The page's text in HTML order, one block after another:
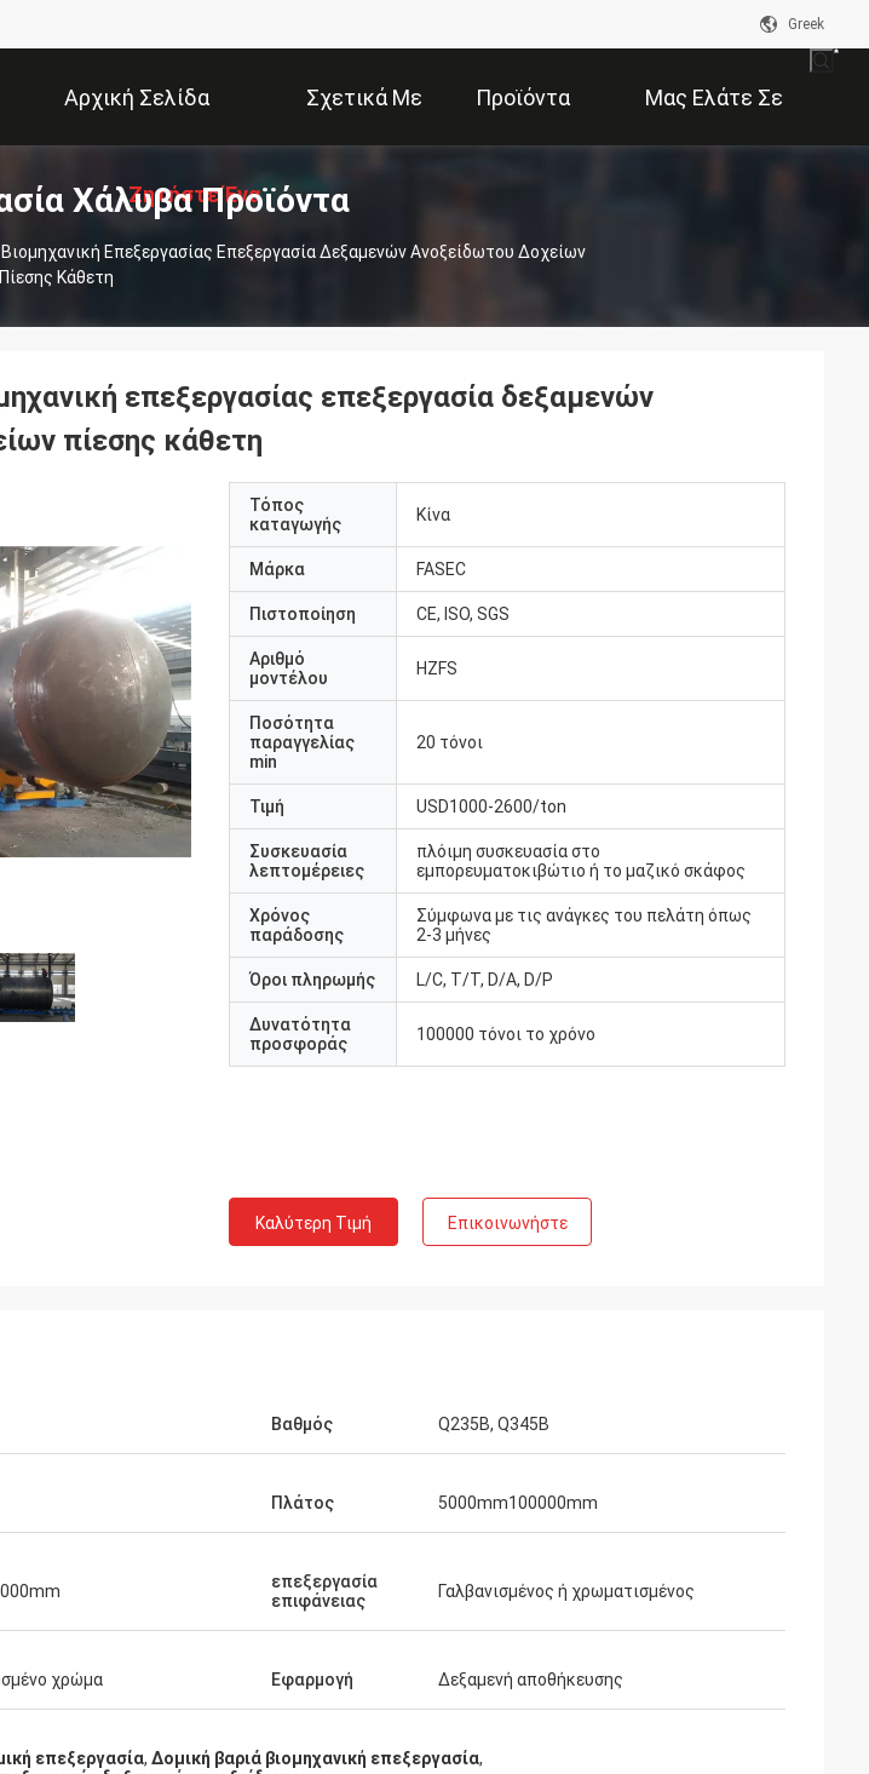
Greek
Αρχική Σελίδα Σχετικά Με Προϊόντα Μας Ελάτε Σε
Επαφή Με
Ζητήστε Ένα
Χάλυβα Προϊόντα
Επεξεργασίας Επεξεργασία Δεξαμενών Ανοξείδωτου Δοχείων
Πίεσης Κάθετη
επεξεργασίας επεξεργασία δεξαμενών
πίεσης κάθετη
Τόπος
καταγωγής
Κίνα
Μάρκα FASEC
Πιστοποίηση CE, ISO, SGS
Αριθμό
μοντέλου
HZFS
Ποσότητα
παραγγελίας
min
20 τόνοι
Τιμή USD1000-2600/ton
Συσκευασία
λεπτομέρειες
πλόιμη συσκευασία στο
εμπορευματοκιβώτιο ή το μαζικό σκάφος
Χρόνος
παράδοσης
Σύμφωνα με τις ανάγκες του πελάτη όπως
2-3 μήνες
Όροι πληρωμής L/C, T/T, D/A, D/P
Δυνατότητα
προσφοράς
100000 τόνοι το χρόνο
Καλύτερη Τιμή Επικοινωνήστε
Βαθμός Q235B, Q345B
Πλάτος 5000mm100000mm
επεξεργασία
επιφάνειας
Γαλβανισμένος ή χρωματισμένος
χρώμα Εφαρμογή Δεξαμενή αποθήκευσης
επεξεργασία, Δομική βαριά βιομηχανική επεξεργασία,